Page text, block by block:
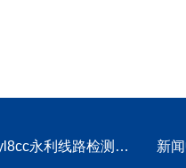
yl8cc永利线路检测中心 新